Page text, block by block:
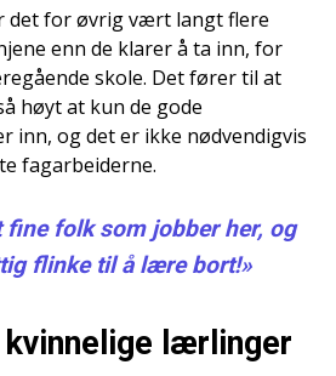
det for øvrig vært langt flere
enn de klarer å ta inn, for
skole. Det fører til at
høyt at kun de gode
inn, og det er ikke nødvendigvis
fagarbeiderne.
fine folk som jobber her, og
flinke til å lære bort!»
lærlinger